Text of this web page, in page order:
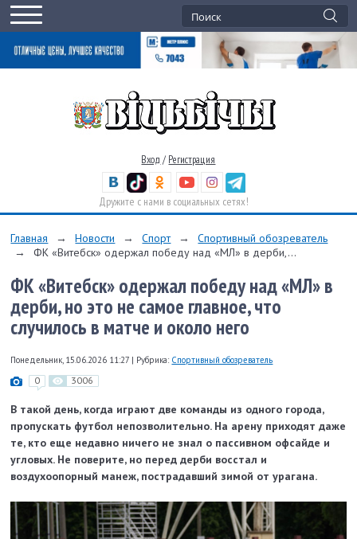
Вход / Регистрация
Дружите с нами в социальных сетях!
Главная → Новости → Спорт →
Спортивный обозреватель
→
ФК «Витебск» одержал победу над «МЛ» в дерби,...
ФК «Витебск» одержал победу над «МЛ» в
дерби, но это не самое главное, что
случилось в матче и около него
Понедельник, 15.06.2026 11:27 | Рубрика: Спортивный обозреватель
0 3006
В такой день, когда играют две команды из одного города,
пропускать футбол непозволительно. На арену приходят даже
те, кто еще недавно ничего не знал о пассивном офсайде и
угловых. Не поверите, но перед дерби восстал и
воздухоопорный манеж, пострадавший зимой от урагана.